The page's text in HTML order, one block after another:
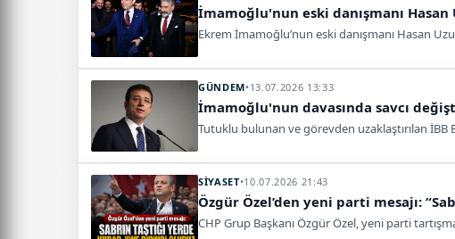
İmamoğlu'nun eski danışmanı
Ekrem İmamoğlu’nun eski danışmanı Hasan
GÜNDEM•13.07.2026 13:33
İmamoğlu'nun davasında savcı
Tutuklu bulunan ve görevden uzaklaştırılan İBB
SİYASET•10.07.2026 21:43
Özgür Özel’den yeni parti mesajı:
CHP Grup Başkanı Özgür Özel, yeni parti